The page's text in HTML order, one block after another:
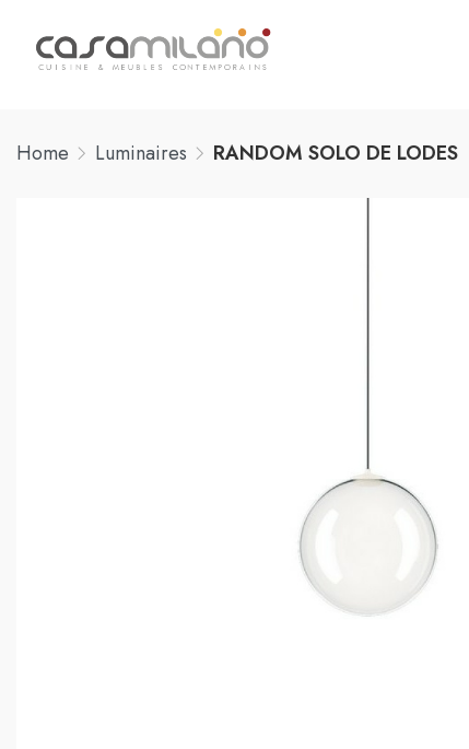
Home Luminaires RANDOM SOLO DE LODES